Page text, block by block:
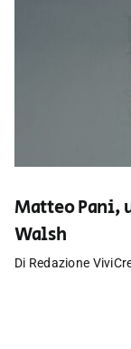
Matteo Pani,
Walsh
Di Redazione